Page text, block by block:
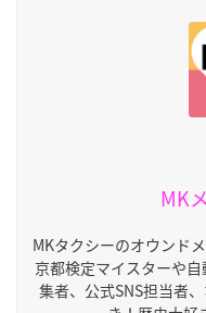
MK
MKタクシーのオウンド
京都検定マイスターや
集者、公式SNS担当者